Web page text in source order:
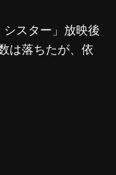
シスター」放映後
は落ちたが、依